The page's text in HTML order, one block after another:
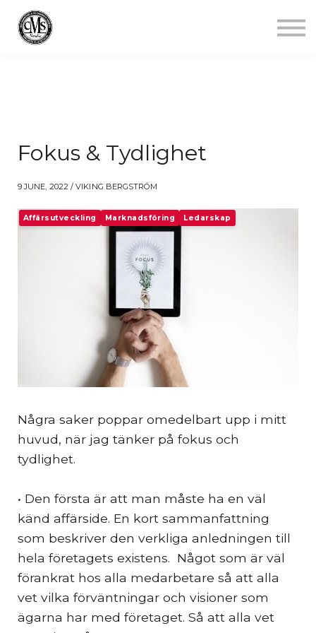
Fokus & Tydlighet
9 JUNE, 2022 / VIKING BERGSTRÖM
Affärsutveckling Marknadsföring Ledarskap
Några saker poppar omedelbart upp i mitt
huvud, när jag tänker på fokus och
tydlighet.
• Den första är att man måste ha en väl
känd affärside. En kort sammanfattning
som beskriver den verkliga anledningen till
hela företagets existens. Något som är väl
förankrat hos alla medarbetare så att alla
vet vilka förväntningar och visioner som
ägarna har med företaget. Så att alla vet